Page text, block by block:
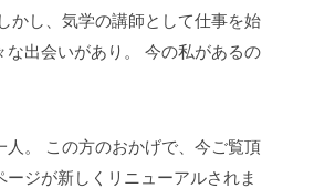
しかし、気学の講師として仕事を始
出会いがあり。
今の私があるの
。
この方のおかげで、今ご覧頂
ージが新しくリニューアルされま